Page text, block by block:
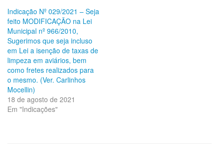
Indicação Nº 029/2021 – Seja
feito MODIFICAÇÃO na Lei
Municipal nº 966/2010,
Sugerimos que seja incluso
em Lei a isenção de taxas de
limpeza em aviários, bem
como fretes realizados para
o mesmo. (Ver. Carlinhos
Mocellin)
18 de agosto de 2021
Em "Indicações"